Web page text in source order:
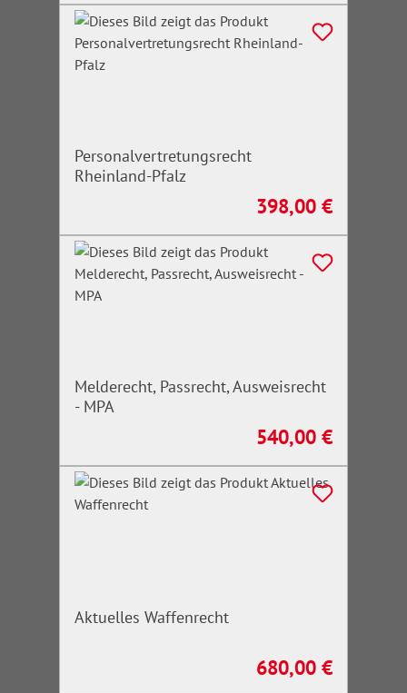
Personalvertretungsrecht
Rheinland-Pfalz
Regulärer Preis:
398,00 €
Melderecht, Passrecht, Ausweisrecht
- MPA
Regulärer Preis:
540,00 €
Aktuelles Waffenrecht
Regulärer Preis:
680,00 €